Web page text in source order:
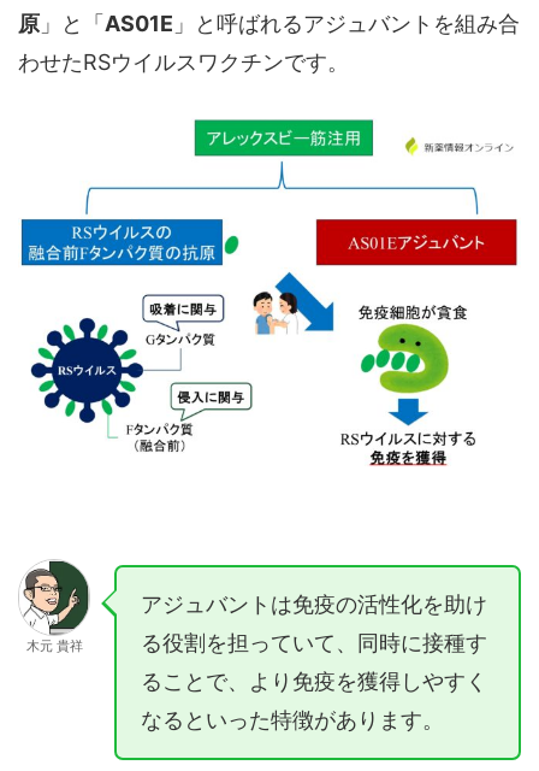
原 」と「 AS01E 」と呼ばれるアジュバントを組み合
わせたRSウイルスワクチンです。
木元 貴祥
アジュバントは免疫の活性化を助け
る役割を担っていて、同時に接種す
ることで、より免疫を獲得しやすく
なるといった特徴があります。